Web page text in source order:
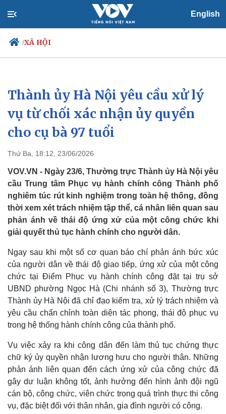
English
/XÃ HỘI
Chính trị
Tổ chức nhân sự
Quốc hội
Nhận diện sự thật
Xã hội
Tin 24h
Dự báo thời tiết
Thành ủy Hà Nội yêu cầu xử lý
vụ từ chối xác nhận ủy quyền
cho cụ bà 97 tuổi
Thứ Ba, 18:12, 23/06/2026
VOV.VN - Ngày 23/6, Thường trực Thành ủy Hà Nội yêu
cầu Trung tâm Phục vụ hành chính công Thành phố
nghiêm túc rút kinh nghiệm trong toàn hệ thống, đồng
thời xem xét trách nhiệm tập thể, cá nhân liên quan sau
phản ánh về thái độ ứng xử của một công chức khi
giải quyết thủ tục hành chính cho người dân.
Ngay sau khi một số cơ quan báo chí phản ánh bức xúc
của người dân về thái độ giao tiếp, ứng xử của một công
chức tại Điểm Phục vụ hành chính công đặt tại trụ sở
UBND phường Ngọc Hà (Chi nhánh số 3), Thường trực
Thành ủy Hà Nội đã chỉ đạo kiểm tra, xử lý trách nhiệm và
yêu cầu chấn chỉnh toàn diện tác phong, thái độ phục vụ
trong hệ thống hành chính công của thành phố.
Vụ việc xảy ra khi công dân đến làm thủ tục chứng thực
chữ ký ủy quyền nhận lương hưu cho người thân. Những
phản ánh liên quan đến cách ứng xử của công chức đã
gây dư luận không tốt, ảnh hưởng đến hình ảnh đội ngũ
cán bộ, công chức, viên chức trong quá trình thực thi công
vụ, đặc biệt đối với thân nhân, gia đình người có công.